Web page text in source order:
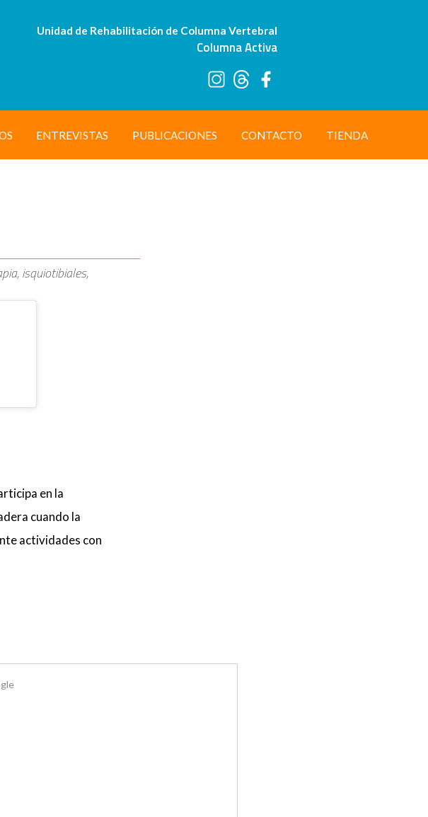
Unidad de Rehabilitación de Columna Vertebral
Columna Activa
ENTREVISTAS PUBLICACIONES CONTACTO TIENDA
isquiotibiales,
en la
cuando la
actividades con